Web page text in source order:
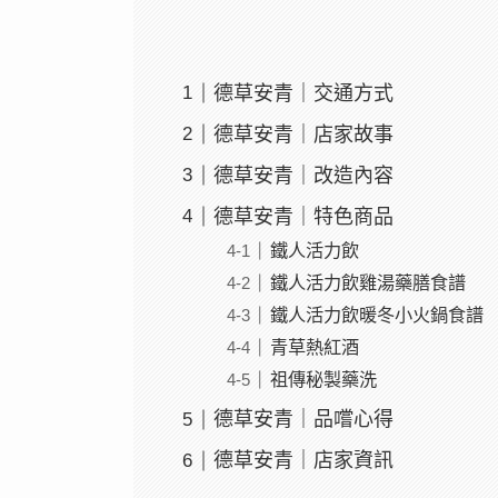
德草安青｜交通方式
德草安青｜店家故事
德草安青｜改造內容
德草安青｜特色商品
鐵人活力飲
鐵人活力飲雞湯藥膳食譜
鐵人活力飲暖冬小火鍋食譜
青草熱紅酒
祖傳秘製藥洗
德草安青｜品嚐心得
德草安青｜店家資訊